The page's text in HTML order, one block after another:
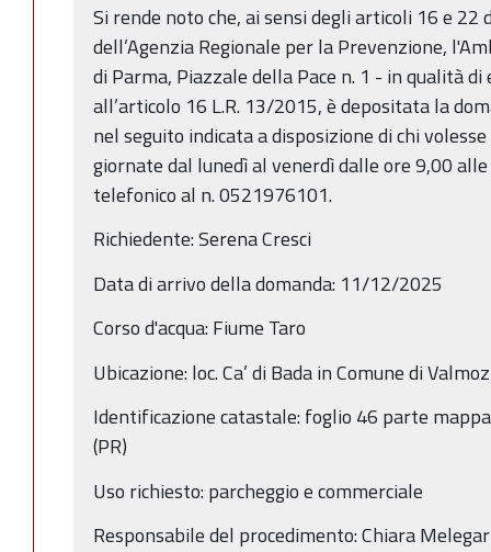
Si rende noto che, ai sensi degli articoli 16 e
dell’Agenzia Regionale per la Prevenzione,
di Parma, Piazzale della Pace n. 1 - in qualità
all’articolo 16 L.R. 13/2015, è depositata la
nel seguito indicata a disposizione di chi
giornate dal lunedì al venerdì dalle ore 9,00
telefonico al n. 0521976101.
Richiedente: Serena Cresci
Data di arrivo della domanda: 11/12/2025
Corso d'acqua: Fiume Taro
Ubicazione: loc. Ca’ di Bada in Comune di
Identificazione catastale: foglio 46 parte
(PR)
Uso richiesto: parcheggio e commerciale
Responsabile del procedimento: Chiara